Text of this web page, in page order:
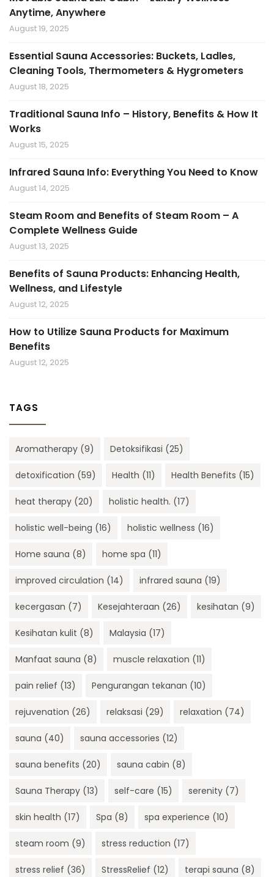
Anytime, Anywhere
August 19, 2025
Essential Sauna Accessories: Buckets, Ladles,
Cleaning Tools, Thermometers & Hygrometers
August 18, 2025
Traditional Sauna Info – History, Benefits & How It
Works
August 15, 2025
Infrared Sauna Info: Everything You Need to Know
August 14, 2025
Steam Room and Benefits of Steam Room – A
Complete Wellness Guide
August 13, 2025
Benefits of Sauna Products: Enhancing Health,
Wellness, and Lifestyle
August 12, 2025
How to Utilize Sauna Products for Maximum
Benefits
August 12, 2025
TAGS
Aromatherapy (9) Detoksifikasi (25)
detoxification (59) Health (11) Health Benefits (15)
heat therapy (20) holistic health. (17)
holistic well-being (16) holistic wellness (16)
Home sauna (8) home spa (11)
improved circulation (14) infrared sauna (19)
kecergasan (7) Kesejahteraan (26) kesihatan (9)
Kesihatan kulit (8) Malaysia (17)
Manfaat sauna (8) muscle relaxation (11)
pain relief (13) Pengurangan tekanan (10)
rejuvenation (26) relaksasi (29) relaxation (74)
sauna (40) sauna accessories (12)
sauna benefits (20) sauna cabin (8)
Sauna Therapy (13) self-care (15) serenity (7)
skin health (17) Spa (8) spa experience (10)
steam room (9) stress reduction (17)
stress relief (36) StressRelief (12) terapi sauna (8)